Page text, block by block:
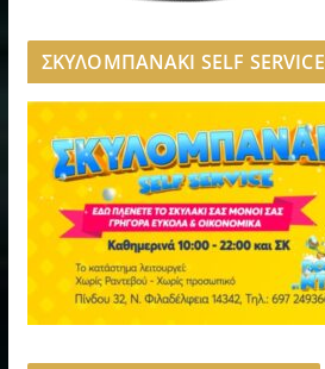
ΣΚΥΛΟΜΠΑΝΑΚΙ SELF SERVICE